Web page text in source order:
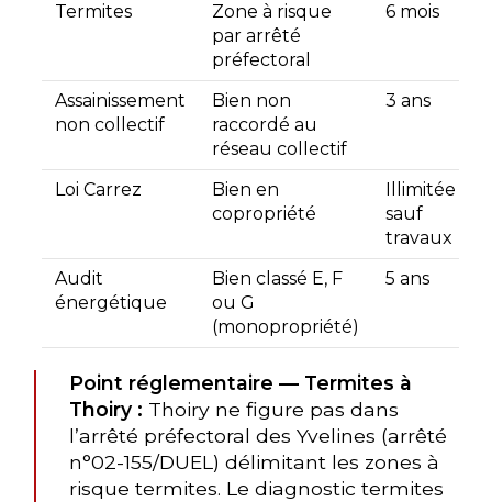
Termites
Zone à risque
par arrêté
préfectoral
6 mois
Assainissement
non collectif
Bien non
raccordé au
réseau collectif
3 ans
Loi Carrez
Bien en
copropriété
Illimitée
sauf
travaux
Audit
énergétique
Bien classé E, F
ou G
(monopropriété)
5 ans
Point réglementaire — Termites à
Thoiry : Thoiry ne figure pas dans
l’arrêté préfectoral des Yvelines (arrêté
n°02-155/DUEL) délimitant les zones à
risque termites. Le diagnostic termites